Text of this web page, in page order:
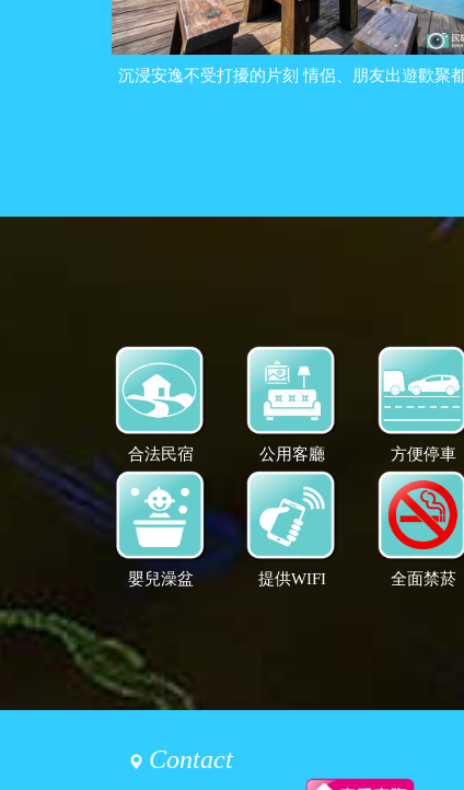
沉浸安逸不受打擾的片刻 情侶、朋友出遊歡聚
合法民宿 公用客廳 方便停車
嬰兒澡盆 提供WIFI 全面禁菸
Contact